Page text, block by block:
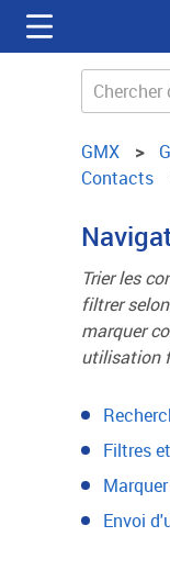
GMX
Contacts
Trier les
filtrer
marquer
utilisation
Filtres
Envoi